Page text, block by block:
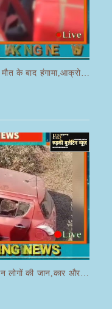
लक्सर में डंपर की टक्कर से मासूम बच्चे की मौत के बाद हंगामा,आक्रोशित भीड़ ने डंपर चालक की करी पिटाई